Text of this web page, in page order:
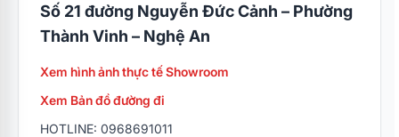
Số 21 đường Nguyễn Đức Cảnh – Phường
Thành Vinh – Nghệ An
Xem hình ảnh thực tế Showroom
Xem Bản đồ đường đi
HOTLINE: 0968691011